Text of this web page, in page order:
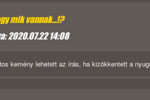
mik vannak...!?
2020.07.22 14:08
kemény lehetett az írás, ha kizökkentett a